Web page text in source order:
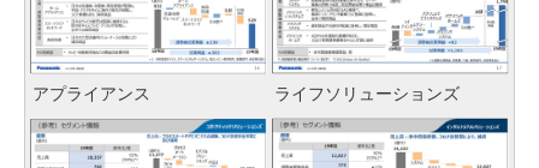
アプライアンス ライフソリューションズ